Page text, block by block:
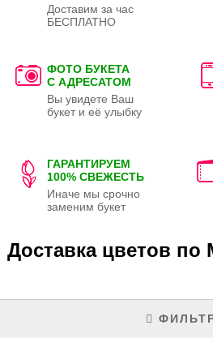
Доставим за час
БЕСПЛАТНО
ФОТО БУКЕТА
С АДРЕСАТОМ
Вы увидете Ваш
букет и её улыбку
ГАРАНТИРУЕМ
100% СВЕЖЕСТЬ
Иначе мы срочно
заменим букет
Доставка цветов по